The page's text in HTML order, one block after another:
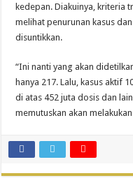
kedepan. Diakuinya, kriteria
melihat penurunan kasus
disuntikkan.
“Ini nanti yang akan
hanya 217. Lalu, kasus aktif
di atas 452 juta dosis dan
memutuskan akan